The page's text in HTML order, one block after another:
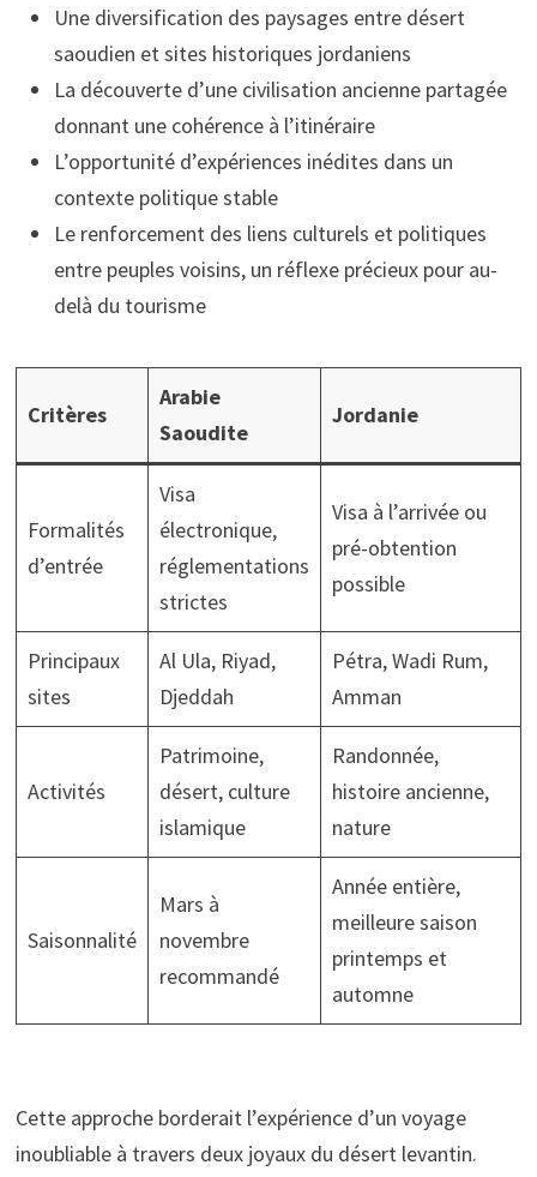
Une diversification des paysages entre désert
saoudien et sites historiques jordaniens
La découverte d’une civilisation ancienne partagée
donnant une cohérence à l’itinéraire
L’opportunité d’expériences inédites dans un
contexte politique stable
Le renforcement des liens culturels et politiques
entre peuples voisins, un réflexe précieux pour au-
delà du tourisme
Critères
Arabie
Saoudite
Jordanie
Formalités
d’entrée
Visa
électronique,
réglementations
strictes
Visa à l’arrivée ou
pré-obtention
possible
Principaux
sites
Al Ula, Riyad,
Djeddah
Pétra, Wadi Rum,
Amman
Activités
Patrimoine,
désert, culture
islamique
Randonnée,
histoire ancienne,
nature
Saisonnalité
Mars à
novembre
recommandé
Année entière,
meilleure saison
printemps et
automne
Cette approche borderait l’expérience d’un voyage
inoubliable à travers deux joyaux du désert levantin.